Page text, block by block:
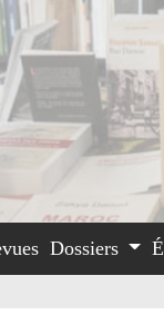
Dossiers